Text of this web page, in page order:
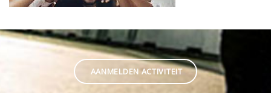
AANMELDEN ACTIVITEIT